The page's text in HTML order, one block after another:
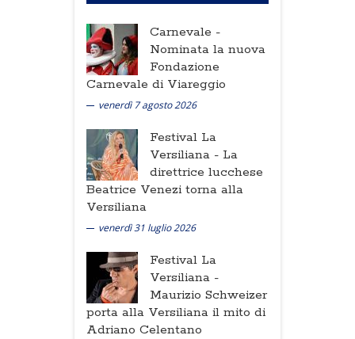
Carnevale -
Nominata la nuova
Fondazione
Carnevale di Viareggio
venerdì 7 agosto 2026
Festival La
Versiliana - La
direttrice lucchese
Beatrice Venezi torna alla
Versiliana
venerdì 31 luglio 2026
Festival La
Versiliana -
Maurizio Schweizer
porta alla Versiliana il mito di
Adriano Celentano